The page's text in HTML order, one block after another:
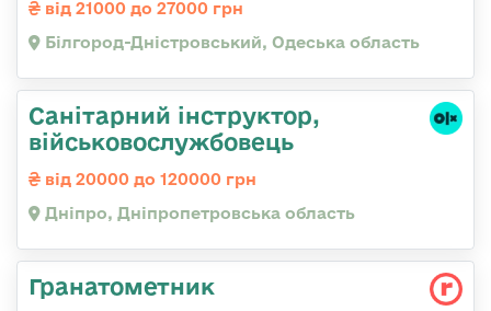
від 21000 до 27000 грн
Білгород-Дністровський, Одеська область
Санітарний інструктор,
військовослужбовець
від 20000 до 120000 грн
Дніпро, Дніпропетровська область
Гранатометник